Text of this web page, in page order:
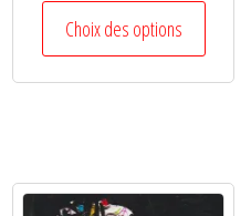
Choix des options